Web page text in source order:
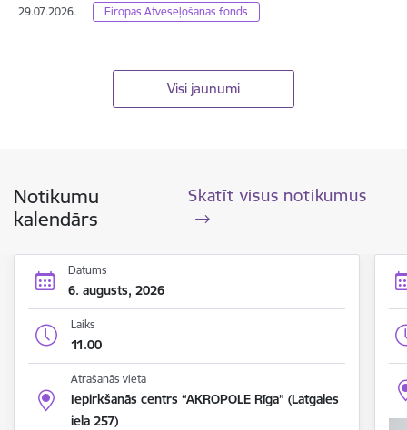
29.07.2026. Eiropas Atveseļošanas fonds
Visi jaunumi
Notikumu
kalendārs
Skatīt visus notikumus
Datums
6. augusts, 2026
Laiks
11.00
Atrašanās vieta
Iepirkšanās centrs “AKROPOLE Rīga” (Latgales
iela 257)